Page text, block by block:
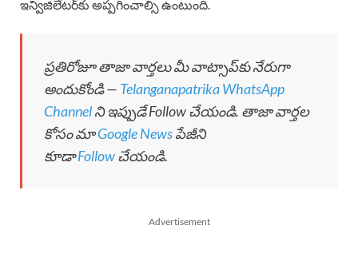
ఇన్విజిలేటర్‌కు అప్పగించాల్సి ఉంటుంది.
ప్రతిరోజూ తాజా వార్తలు మీ వాట్సాప్‌కు నేరుగా
అందుకోండి — Telanganapatrika WhatsApp
Channelని ఇప్పుడే Follow చేయండి. తాజా వార్తల
కోసం మాGoogle Newsపేజీని
కూడాFollowచేయండి.
Advertisement